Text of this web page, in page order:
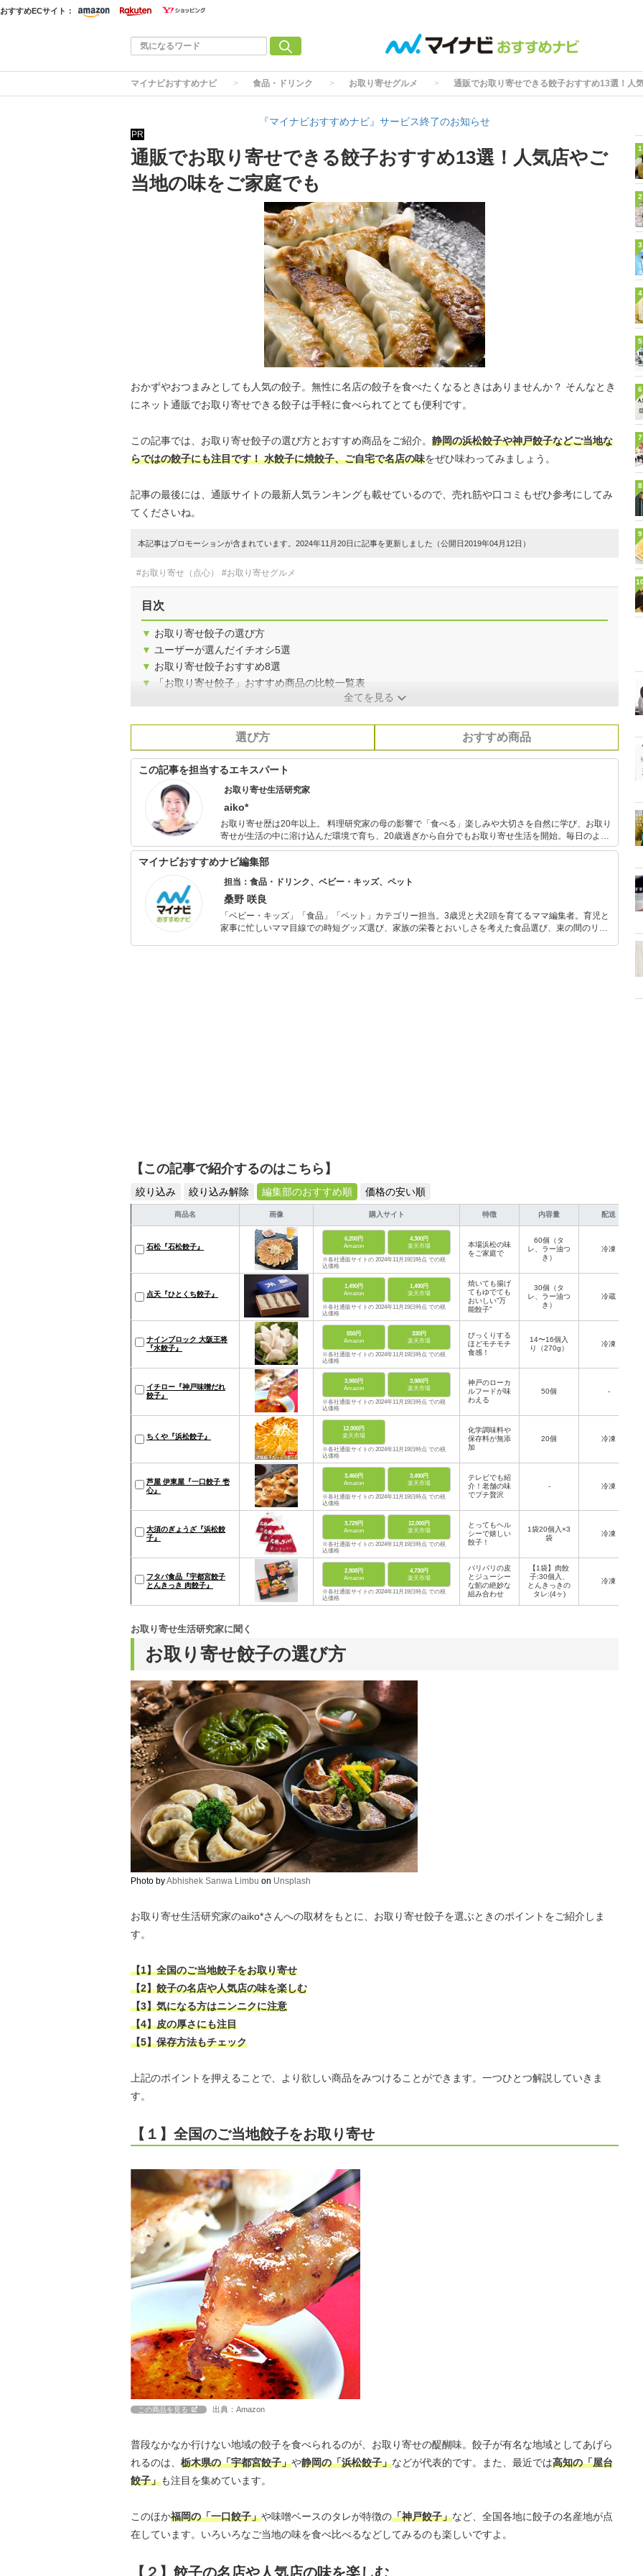
おすすめECサイト：
マイナビおすすめナビ 食品・ドリンク お取り寄せグルメ 通販でお取り寄せできる餃子おすすめ13選！人
『マイナビおすすめナビ』サービス終了のお知らせ
PR
通販でお取り寄せできる餃子おすすめ13選！人気店やご
当地の味をご家庭でも
おかずやおつまみとしても人気の餃子。無性に名店の餃子を食べたくなるときはありませんか？ そんなとき
にネット通販でお取り寄せできる餃子は手軽に食べられてとても便利です。
この記事では、お取り寄せ餃子の選び方とおすすめ商品をご紹介。 静岡の浜松餃子や神戸餃子などご当地な
らではの餃子にも注目です！ 水餃子に焼餃子、ご自宅で名店の味をぜひ味わってみましょう。
記事の最後には、通販サイトの最新人気ランキングも載せているので、売れ筋や口コミもぜひ参考にしてみ
てくださいね。
本記事はプロモーションが含まれています。2024年11月20日に記事を更新しました（公開日2019年04月12日）
#お取り寄せ（点心） #お取り寄せグルメ
目次
▼ お取り寄せ餃子の選び方
▼ ユーザーが選んだイチオシ5選
▼ お取り寄せ餃子おすすめ8選
▼
「お取り寄せ餃子」おすすめ商品の比較一覧表
全てを見る
選び方 おすすめ商品
この記事を担当するエキスパート
お取り寄せ生活研究家
aiko*
お取り寄せ歴は20年以上。 料理研究家の母の影響で「食べる」楽しみや大切さを自然に学び、お取り
寄せが生活の中に溶け込んだ環境で育ち、20歳過ぎから自分でもお取り寄せ生活を開始。毎日のよう
にお取り寄せを楽しむ日々。 自分が感じた「美味しい」、お取り寄せ生活の楽しさをひとりでも多く
の友人たちに伝えたい、一緒に共有したい、という思いで、ブログ・雑誌・ラジオ・セミナーなどで
マイナビおすすめナビ編集部
担当：食品・ドリンク、ベビー・キッズ、ペット
桑野 咲良
「ベビー・キッズ」「食品」「ペット」カテゴリー担当。3歳児と犬2頭を育てるママ編集者。育児と
家事に忙しいママ目線での時短グッズ選び、家族の栄養とおいしさを考えた食品選び、束の間のリラ
【この記事で紹介するのはこちら】
絞り込み 絞り込み解除 編集部のおすすめ順 価格の安い順
商品名 画像 購入サイト 特徴 内容量 配送
石松『石松餃子』
6,200円
Amazon
4,300円
楽天市場
※各社通販サイトの 2024年11月19日時点 での税
込価格
本場浜松の味
をご家庭で
60個（タ
レ、ラー油つ
き）
冷凍
点天『ひとくち餃子』
1,490円
Amazon
1,490円
楽天市場
※各社通販サイトの 2024年11月19日時点 での税
込価格
焼いても揚げ
てもゆでても
おいしい”万
能餃子”
30個（タ
レ、ラー油つ
き）
冷蔵
ナインブロック 大阪王将
『水餃子』
550円
Amazon
330円
楽天市場
※各社通販サイトの 2024年11月19日時点 での税
込価格
びっくりする
ほどモチモチ
食感！
14〜16個入
り（270g）
冷凍
イチロー『神戸味噌だれ
餃子』
3,980円
Amazon
3,980円
楽天市場
※各社通販サイトの 2024年11月19日時点 での税
込価格
神戸のローカ
ルフードが味
わえる
50個 -
ちくや『浜松餃子』
12,000円
楽天市場
※各社通販サイトの 2024年11月19日時点 での税
込価格
化学調味料や
保存料が無添
加
20個 冷凍
芦屋 伊東屋『一口餃子 壱
心』
3,460円
Amazon
3,490円
楽天市場
※各社通販サイトの 2024年11月19日時点 での税
込価格
テレビでも紹
介！老舗の味
でプチ贅沢
- 冷凍
大須のぎょうざ『浜松餃
子』
3,729円
Amazon
12,000円
楽天市場
※各社通販サイトの 2024年11月19日時点 での税
込価格
とってもヘル
シーで嬉しい
餃子！
1袋20個入×3
袋
冷凍
フタバ食品『宇都宮餃子
とんきっき 肉餃子』
2,808円
Amazon
4,730円
楽天市場
※各社通販サイトの 2024年11月19日時点 での税
込価格
パリパリの皮
とジューシー
な餡の絶妙な
組み合わせ
【1袋】肉餃
子:30個入、
とんきっきの
タレ:(4ヶ)
冷凍
お取り寄せ餃子の選び方
お取り寄せ生活研究家に聞く
Photo byAbhishek Sanwa Limbu on Unsplash
お取り寄せ生活研究家のaiko*さんへの取材をもとに、お取り寄せ餃子を選ぶときのポイントをご紹介しま
す。
【1】全国のご当地餃子をお取り寄せ
【2】餃子の名店や人気店の味を楽しむ
【3】気になる方はニンニクに注意
【4】皮の厚さにも注目
【5】保存方法もチェック
上記のポイントを押えることで、より欲しい商品をみつけることができます。一つひとつ解説していきま
す。
【１】全国のご当地餃子をお取り寄せ
この商品を見る 出典：Amazon
普段なかなか行けない地域の餃子を食べられるのが、お取り寄せの醍醐味。餃子が有名な地域としてあげら
れるのは、 栃木県の「宇都宮餃子」や静岡の「浜松餃子」などが代表的です。また、最近では高知の「屋台
餃子」も注目を集めています。
このほか福岡の「一口餃子」や味噌ベースのタレが特徴の「神戸餃子」など、全国各地に餃子の名産地が点
在しています。いろいろなご当地の味を食べ比べるなどしてみるのも楽しいですよ。
【２】餃子の名店や人気店の味を楽しむ
1
2
3
4
5
6
7
8
9